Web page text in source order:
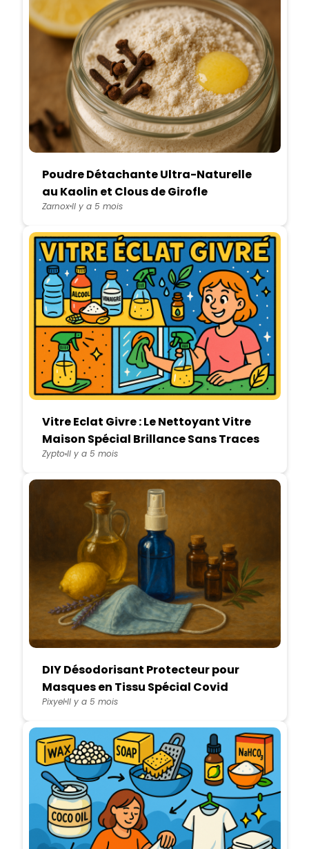
Poudre Détachante Ultra-Naturelle
au Kaolin et Clous de Girofle
ZarnoxIl y a 5 mois
Vitre Eclat Givre : Le Nettoyant Vitre
Maison Spécial Brillance Sans Traces
ZyptoIl y a 5 mois
DIY Désodorisant Protecteur pour
Masques en Tissu Spécial Covid
PixyelIl y a 5 mois